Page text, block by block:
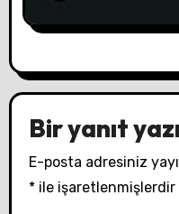
Bir yanıt
E-posta adresiniz
*ile işaretlenmişlerdir